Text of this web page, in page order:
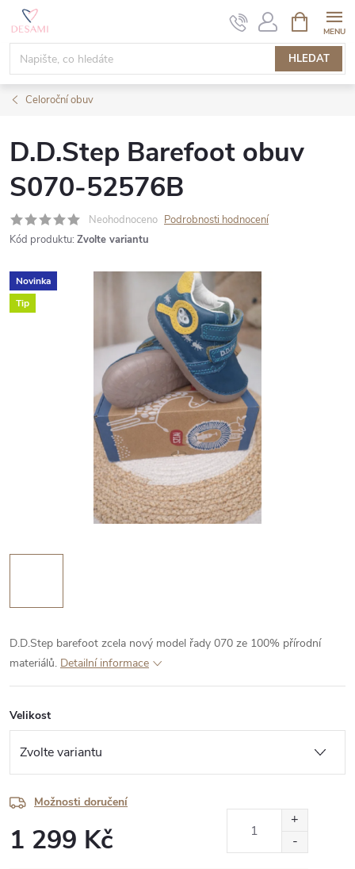
Přejít
obsah
HLEDAT
NÁKUPNÍ
KOŠÍK
Celoroční obuv
D.D.Step Barefoot obuv
S070-52576B
Neohodnoceno Podrobnosti hodnocení
Kód produktu: Zvolte variantu
Novinka
Tip
D.D.Step barefoot zcela nový model řady 070 ze 100% přírodní
materiálů. Detailní informace
Velikost
Možnosti doručení
1 299 Kč